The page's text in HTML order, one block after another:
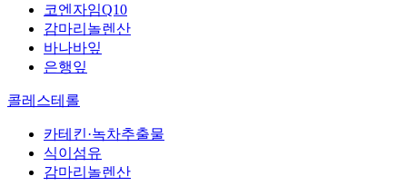
코엔자임Q10
감마리놀렌산
바나바잎
은행잎
콜레스테롤
카테킨·녹차추출물
식이섬유
감마리놀렌산